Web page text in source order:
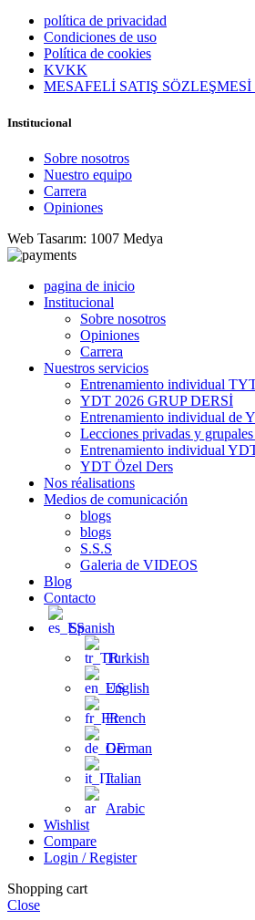
política de privacidad
Condiciones de uso
Política de cookies
KVKK
MESAFELİ SATIŞ
Institucional
Sobre nosotros
Nuestro equipo
Carrera
Opiniones
Web Tasarım: 1007 Medya
pagina de inicio
Institucional
Sobre nosotros
Opiniones
Carrera
Nuestros servicios
Entrenamiento individual
YDT 2026 GRUP DERSİ
Entrenamiento individual de
Lecciones privadas y
Entrenamiento individual
YDT Özel Ders
Nos réalisations
Medios de comunicación
blogs
blogs
S.S.S
Galeria de VIDEOS
Blog
Contacto
Spanish
Turkish
English
French
German
Italian
Arabic
Wishlist
Compare
Login / Register
Shopping cart
Close